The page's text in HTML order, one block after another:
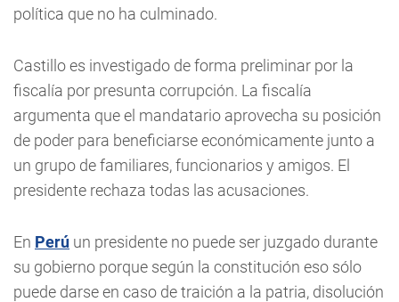
política que no ha culminado.
Castillo es investigado de forma preliminar por la
fiscalía por presunta corrupción. La fiscalía
argumenta que el mandatario aprovecha su posición
de poder para beneficiarse económicamente junto a
un grupo de familiares, funcionarios y amigos. El
presidente rechaza todas las acusaciones.
En Perú un presidente no puede ser juzgado durante
su gobierno porque según la constitución eso sólo
puede darse en caso de traición a la patria, disolución